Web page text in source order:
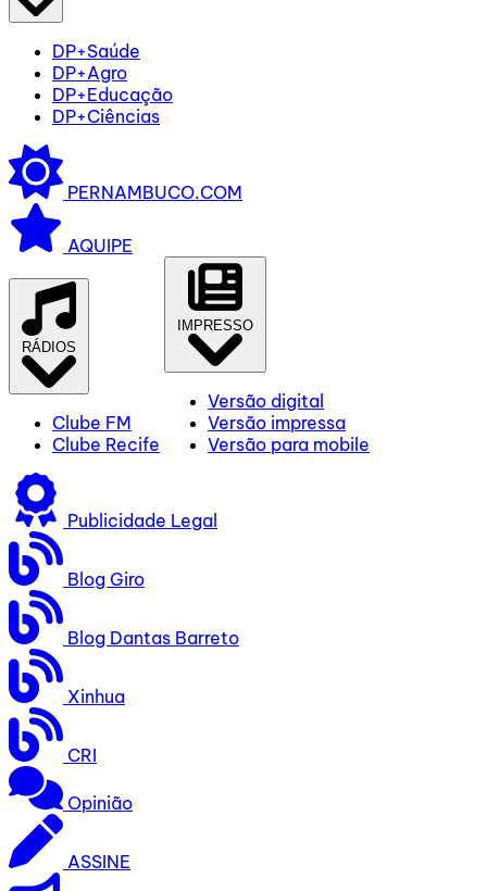
DP+Saúde
DP+Agro
DP+Educação
DP+Ciências
PERNAMBUCO.COM
AQUIPE
RÁDIOS
Clube FM
Clube Recife
IMPRESSO
Versão digital
Versão impressa
Versão para mobile
Publicidade Legal
Blog Giro
Blog Dantas Barreto
Xinhua
CRI
Opinião
ASSINE